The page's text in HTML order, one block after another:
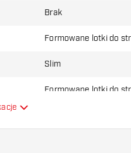
Brak
Formowane lotki do
Slim
Formowane lotki do